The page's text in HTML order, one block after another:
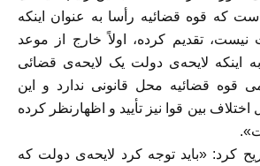
که قوه قضائیه رأسا به عنوان اینکه
تقدیم کرده، اولاً خارج از موعد
به اینکه لایحه‌ی دولت یک لایحه‌ی قضائی
قوه قضائیه محل قانونی ندارد و این
بین قوا نیز تأیید و اظهارنظر کرده
کرد: «باید توجه کرد لایحه‌ی دولت که